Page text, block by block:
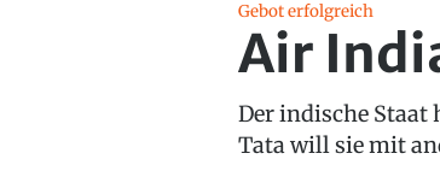
Gebot erfolgreich
Air
Der indische Staat
Tata will sie mit